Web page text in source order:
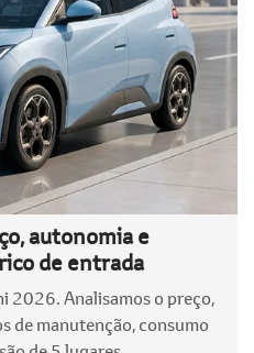
autonomia e
de entrada
2026. Analisamos o preço,
de manutenção, consumo